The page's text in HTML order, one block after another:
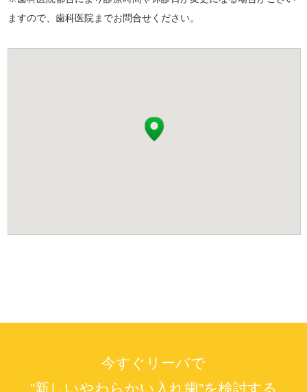
ますので、歯科医院までお問合せください。
今すぐリーバで
”新しいやわらかい入れ歯”を検討する